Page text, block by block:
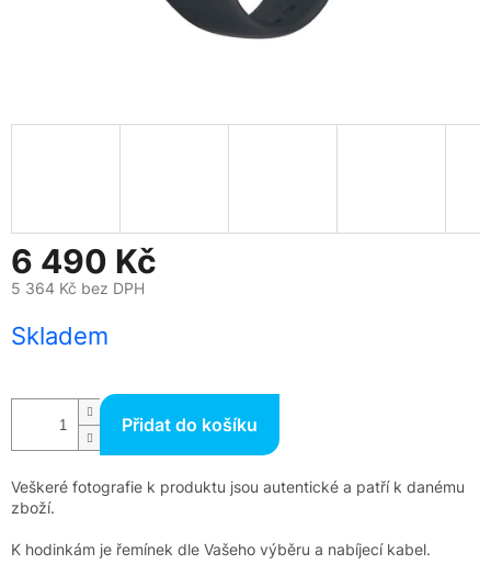
6 490 Kč
5 364 Kč bez DPH
cena:
Skladem
Přidat do košíku
Veškeré fotografie k produktu jsou autentické a patří k danému
zboží.
K hodinkám je řemínek dle Vašeho výběru a nabíjecí kabel.